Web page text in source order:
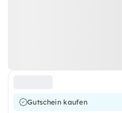
Gutschein kaufen